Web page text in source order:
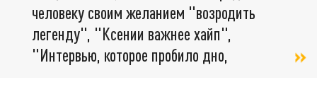
человеку своим желанием "возродить
легенду", "Ксении важнее хайп",
"Интервью, которое пробило дно,